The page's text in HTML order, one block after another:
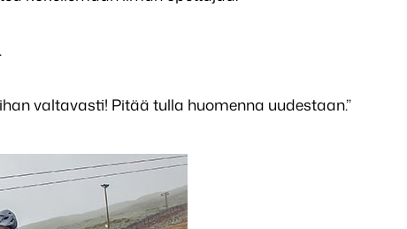
valtavasti! Pitää tulla huomenna uudestaan.”